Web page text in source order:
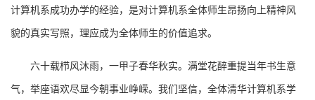
计算机系成功办学的经验，是对计算机系全体师生昂扬向上精神风
貌的真实写照，理应成为全体师生的价值追求。
六十载栉风沐雨，一甲子春华秋实。满堂花醉重提当年书生意
气，举座语欢尽显今朝事业峥嵘。我们坚信，全体清华计算机系学